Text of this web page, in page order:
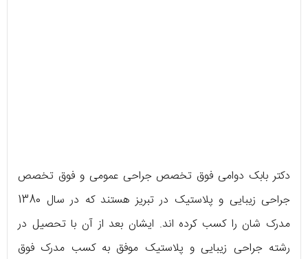
دکتر بابک دوامی فوق تخصص جراحی عمومی و فوق تخصص
جراحی زیبایی و پلاستیک در تبریز هستند که در سال 1380
مدرک شان را کسب کرده اند. ایشان بعد از آن با تحصیل در
رشته جراحی زیبایی و پلاستیک موفق به کسب مدرک فوق